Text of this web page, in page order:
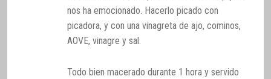
nos ha emocionado. Hacerlo picado con
picadora, y con una vinagreta de ajo, cominos,
AOVE, vinagre y sal.
Todo bien macerado durante 1 hora y servido